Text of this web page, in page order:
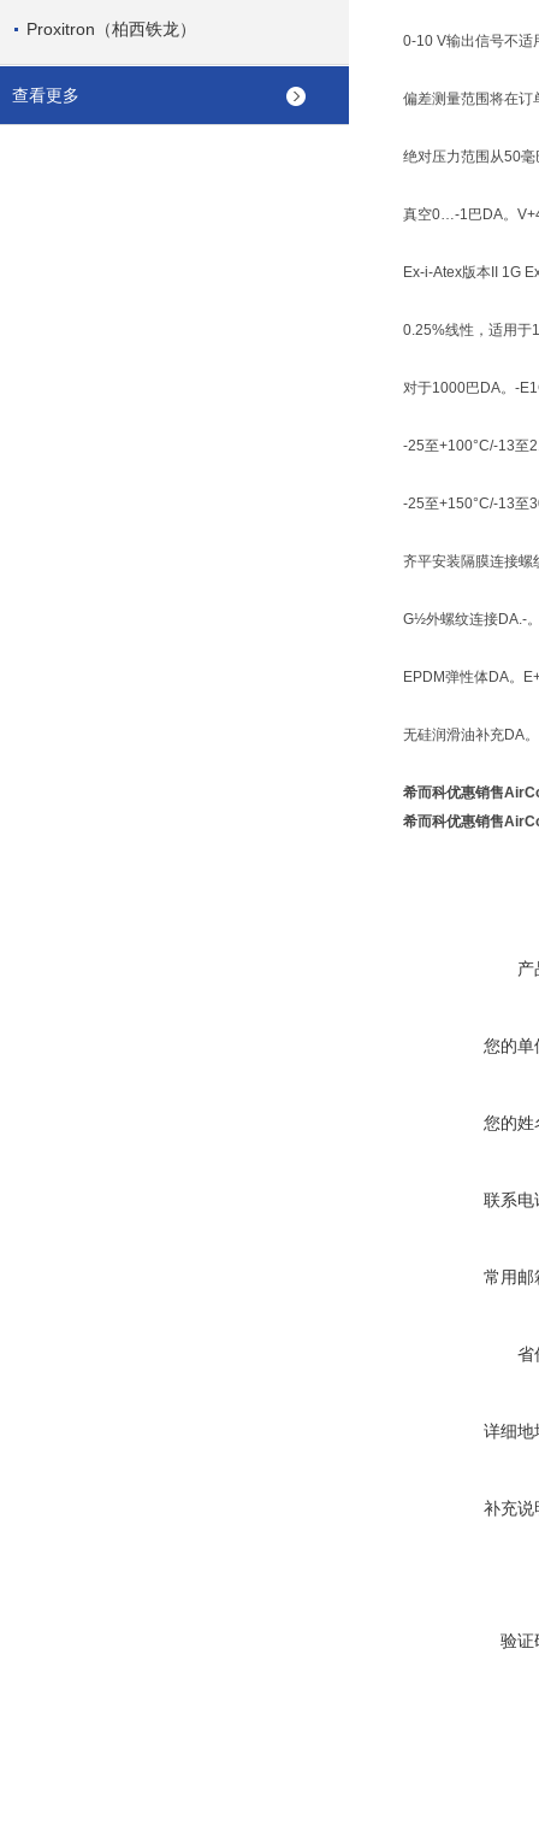
Proxitron（柏西铁龙）
查看更多
0-10 V输出信号不适
偏差测量范围将在
绝对压力范围从50
真空0…-1巴DA。
Ex-i-Atex版本II 1G
0.25%线性，适用于
对于1000巴DA。-
-25至+100°C/-13至
-25至+150°C/-13至
齐平安装隔膜连接
G½外螺纹连接DA.-
EPDM弹性体DA。
无硅润滑油补充DA
希而科优惠销售
希而科优惠销售
产
您的单
您的姓
联系电
常用邮
省
详细地
补充说
验证